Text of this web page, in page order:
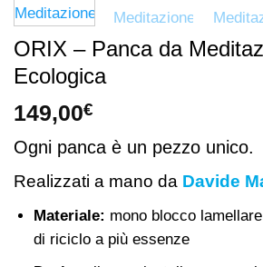
ORIX – Panca da
Ecologica
149,00€
Ogni panca è un pezzo unico.
Realizzati a mano da Davide
Materiale: mono blocco
di riciclo a più essenze